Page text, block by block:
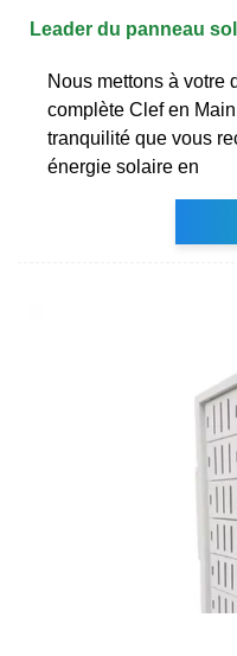
Leader du panneau
Nous mettons à votre
complète Clef en
tranquilité que vous
énergie solaire en